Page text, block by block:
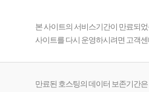
본 사이트의 서비스기간이 만료되
사이트를 다시 운영하시려면 고객
만료된 호스팅의 데이터 보존기간